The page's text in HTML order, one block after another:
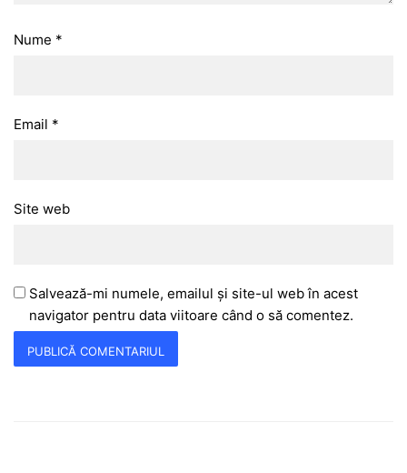
Nume *
Email *
Site web
Salvează-mi numele, emailul și site-ul web în acest
navigator pentru data viitoare când o să comentez.